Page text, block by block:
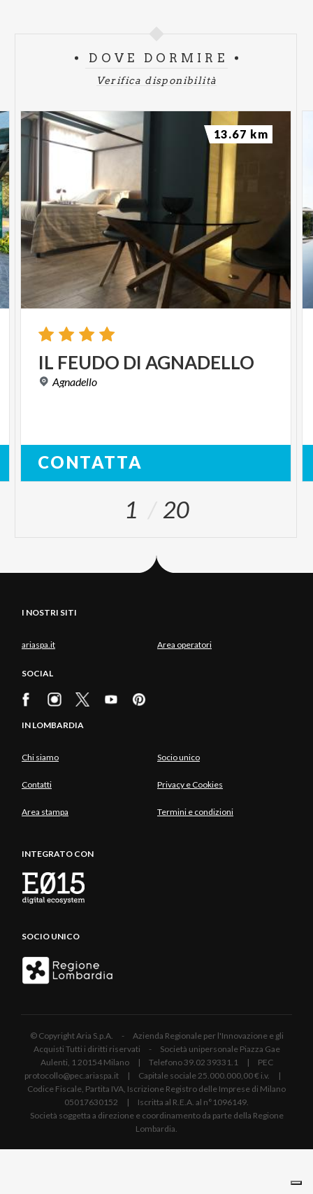
DOVE DORMIRE
Verifica disponibilità
IL FEUDO DI AGNADELLO
Agnadello
CONTATTA
13.67 km
1 20
I NOSTRI SITI
ariaspa.it Area operatori
SOCIAL
IN LOMBARDIA
Chi siamo Socio unico
Contatti Privacy e Cookies
Area stampa Termini e condizioni
INTEGRATO CON
SOCIO UNICO
© Copyright Aria S.p.A. - Azienda Regionale per l'Innovazione e gli
Acquisti Tutti i diritti riservati - Società unipersonale Piazza Gae
Aulenti, 1 20154 Milano | Telefono 39.02 39331.1 | PEC
protocollo@pec.ariaspa.it | Capitale sociale 25.000.000,00 € i.v. |
Codice Fiscale, Partita IVA, Iscrizione Registro delle Imprese di Milano
05017630152 | Iscritta al R.E.A. al n°1096149.
Società soggetta a direzione e coordinamento da parte della Regione
Lombardia.